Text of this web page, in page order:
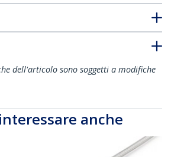
dell'articolo sono soggetti a modifiche
anche